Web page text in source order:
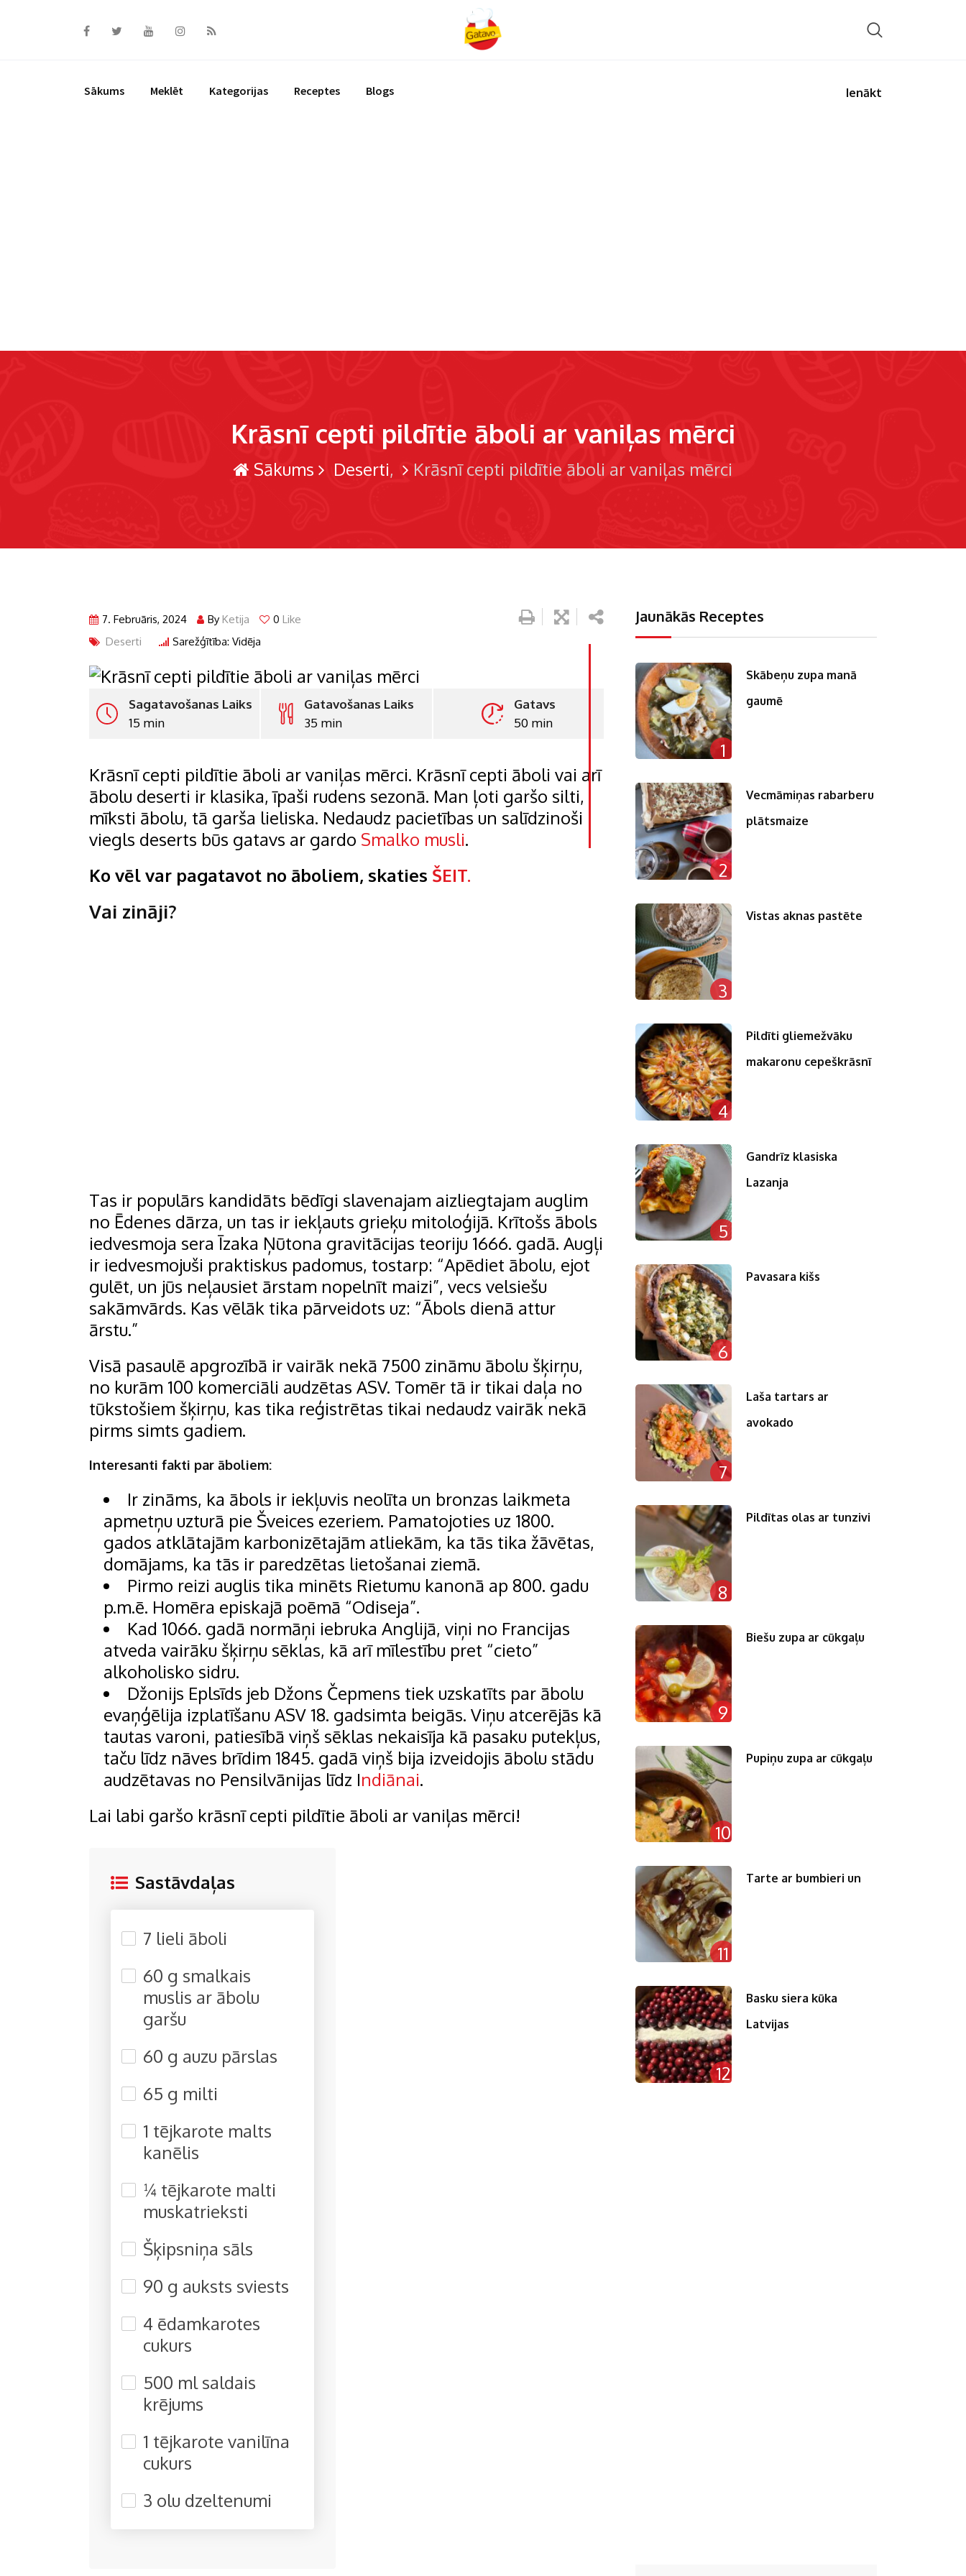
Sākums Meklēt Kategorijas Receptes Blogs Ienākt
Krāsnī cepti pildītie āboli ar vaniļas mērci
Sākums Deserti Krāsnī cepti pildītie āboli ar vaniļas mērci
7. Februāris, 2024 By Ketija 0 Like
Deserti
Sarežģītība: Vidēja
LinkedIn
Whatsapp
Pinterest
Sagatavošanas Laiks
15 min
Gatavošanas Laiks
35 min
Gatavs
50 min
Krāsnī cepti pildītie āboli ar vaniļas mērci. Krāsnī cepti āboli vai arī
ābolu deserti ir klasika, īpaši rudens sezonā. Man ļoti garšo silti,
mīksti ābolu, tā garša lieliska. Nedaudz pacietības un salīdzinoši
viegls deserts būs gatavs ar gardo Smalko musli.
Ko vēl var pagatavot no āboliem, skaties ŠEIT.
Vai zināji?
Tas ir populārs kandidāts bēdīgi slavenajam aizliegtajam auglim
no Ēdenes dārza, un tas ir iekļauts grieķu mitoloģijā. Krītošs ābols
iedvesmoja sera Īzaka Ņūtona gravitācijas teoriju 1666. gadā. Augļi
ir iedvesmojuši praktiskus padomus, tostarp: “Apēdiet ābolu, ejot
gulēt, un jūs neļausiet ārstam nopelnīt maizi”, vecs velsiešu
sakāmvārds. Kas vēlāk tika pārveidots uz: “Ābols dienā attur
ārstu.”
Visā pasaulē apgrozībā ir vairāk nekā 7500 zināmu ābolu šķirņu,
no kurām 100 komerciāli audzētas ASV. Tomēr tā ir tikai daļa no
tūkstošiem šķirņu, kas tika reģistrētas tikai nedaudz vairāk nekā
pirms simts gadiem.
Interesanti fakti par āboliem:
Ir zināms, ka ābols ir iekļuvis neolīta un bronzas laikmeta
apmetņu uzturā pie Šveices ezeriem. Pamatojoties uz 1800.
gados atklātajām karbonizētajām atliekām, ka tās tika žāvētas,
domājams, ka tās ir paredzētas lietošanai ziemā.
Pirmo reizi auglis tika minēts Rietumu kanonā ap 800. gadu
p.m.ē. Homēra episkajā poēmā “Odiseja”.
Kad 1066. gadā normāņi iebruka Anglijā, viņi no Francijas
atveda vairāku šķirņu sēklas, kā arī mīlestību pret “cieto”
alkoholisko sidru.
Džonijs Eplsīds jeb Džons Čepmens tiek uzskatīts par ābolu
evaņģēlija izplatīšanu ASV 18. gadsimta beigās. Viņu atcerējās kā
tautas varoni, patiesībā viņš sēklas nekaisīja kā pasaku putekļus,
taču līdz nāves brīdim 1845. gadā viņš bija izveidojis ābolu stādu
audzētavas no Pensilvānijas līdz Indiānai.
Lai labi garšo krāsnī cepti pildītie āboli ar vaniļas mērci!
Sastāvdaļas
7 lieli āboli
60 g smalkais
muslis ar ābolu
garšu
60 g auzu pārslas
65 g milti
1 tējkarote malts
kanēlis
¼ tējkarote malti
muskatrieksti
Šķipsniņa sāls
90 g auksts sviests
4 ēdamkarotes
cukurs
500 ml saldais
krējums
1 tējkarote vanilīna
cukurs
3 olu dzeltenumi
Jaunākās Receptes
1
Skābeņu zupa manā
gaumē
2
Vecmāmiņas rabarberu
plātsmaize
3
Vistas aknas pastēte
4
Pildīti gliemežvāku
makaronu cepeškrāsnī
5
Gandrīz klasiska
Lazanja
6
Pavasara kišs
7
Laša tartars ar
avokado
8
Pildītas olas ar tunzivi
9
Biešu zupa ar cūkgaļu
10
Pupiņu zupa ar cūkgaļu
11
Tarte ar bumbieri un
12
Basku siera kūka
Latvijas